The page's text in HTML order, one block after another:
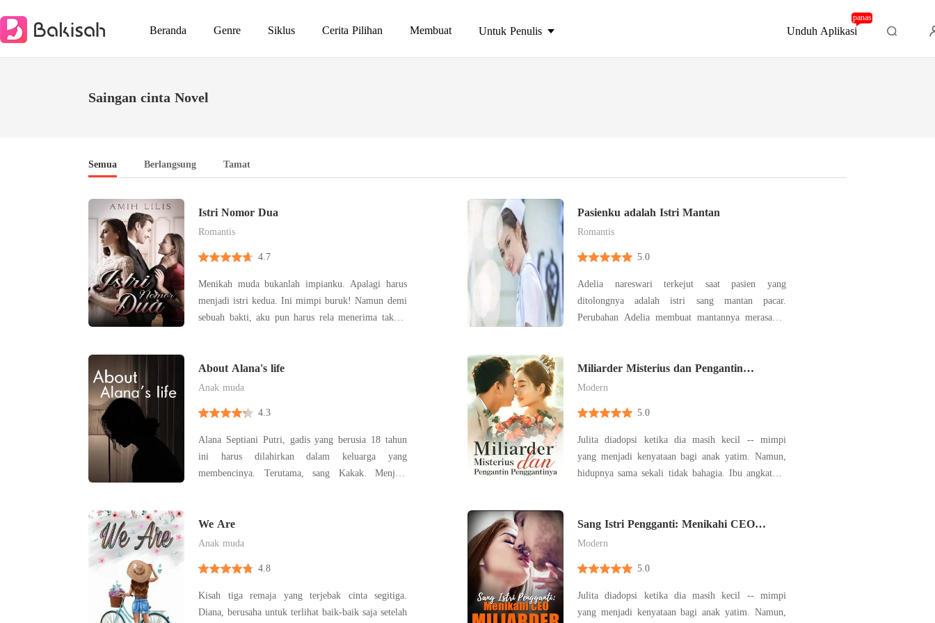
Beranda Genre Siklus Cerita Pilihan Membuat Untuk Penulis Unduh Aplikasi
panas
Saingan cinta Novel
Semua Berlangsung Tamat
Istri Nomor Dua
Romantis
4.7
Menikah muda bukanlah impianku. Apalagi harus
menjadi istri kedua. Ini mimpi buruk! Namun demi
sebuah bakti, aku pun harus rela menerima takdir,
Meski pada akhirnya, aku pun harus menerima
nasib, diabaikan sua
Pasienku adalah Istri Mantan
Romantis
5.0
Adelia nareswari terkejut saat pasien yang
ditolongnya adalah istri sang mantan pacar.
Perubahan Adelia membuat mantannya merasakan
cinta mereka?
About Alana's life
Anak muda
4.3
Alana Septiani Putri, gadis yang berusia 18 tahun
ini harus dilahirkan dalam keluarga yang
membencinya. Terutama, sang Kakak. Menjadi
seperti Alana contohnya. Dirinya yang harus selalu
dibandingkan dengan sang K
Miliarder Misterius dan Pengantin
Penggantinya
Modern
5.0
Julita diadopsi ketika dia masih kecil -- mimpi
yang menjadi kenyataan bagi anak yatim. Namun,
hidupnya sama sekali tidak bahagia. Ibu angkatnya
tua dari pelayan tua yang membesarkannya.
Sayangnya, wanita tu
We Are
Anak muda
4.8
Kisah tiga remaja yang terjebak cinta segitiga.
Diana, berusaha untuk terlihat baik-baik saja setelah
Sang Istri Pengganti: Menikahi CEO
Miliarder
Modern
5.0
Julita diadopsi ketika dia masih kecil -- mimpi
yang menjadi kenyataan bagi anak yatim. Namun,